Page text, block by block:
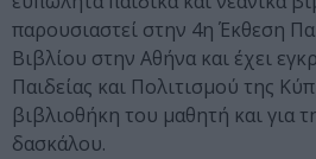
παρουσιαστεί στην 4η Έκθεση
Βιβλίου στην Αθήνα και έχει
Παιδείας και Πολιτισμού της
βιβλιοθήκη του μαθητή και για
δασκάλου.